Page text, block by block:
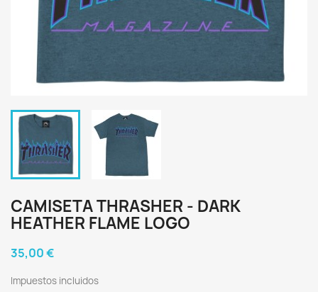
CAMISETA THRASHER - DARK
HEATHER FLAME LOGO
35,00 €
Impuestos incluidos